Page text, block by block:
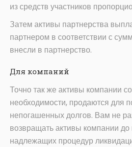
из средств участников
Затем активы партнерства
партнером в соответствии с
внесли в партнерство.
Для компаний
Точно так же активы компании
необходимости, продаются для
непогашенных долгов. Вам не
возвращать активы компании
надлежащих процедур